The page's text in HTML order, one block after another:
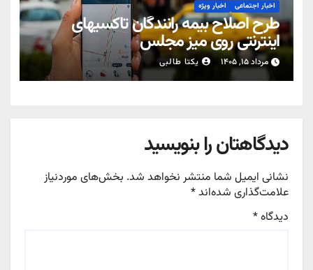
اخبار اجتماعی اخبار ویژه
طرح اصلاح بیمه رانندگان تاکسیهای
اینترنتی روی میز مجلس
مرداد ۱۵, ۱۴۰۵ یکتا طالبی
دیدگاهتان را بنویسید
نشانی ایمیل شما منتشر نخواهد شد. بخش‌های موردنیاز
علامت‌گذاری شده‌اند*
دیدگاه*